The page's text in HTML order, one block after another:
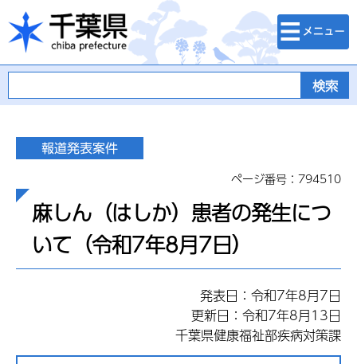
千葉県
検索・メニュ
ー
ページ番号：794510
麻しん（はしか）患者の発生につ
いて（令和7年8月7日）
発表日：令和7年8月7日
更新日：令和7年8月13日
千葉県健康福祉部疾病対策課